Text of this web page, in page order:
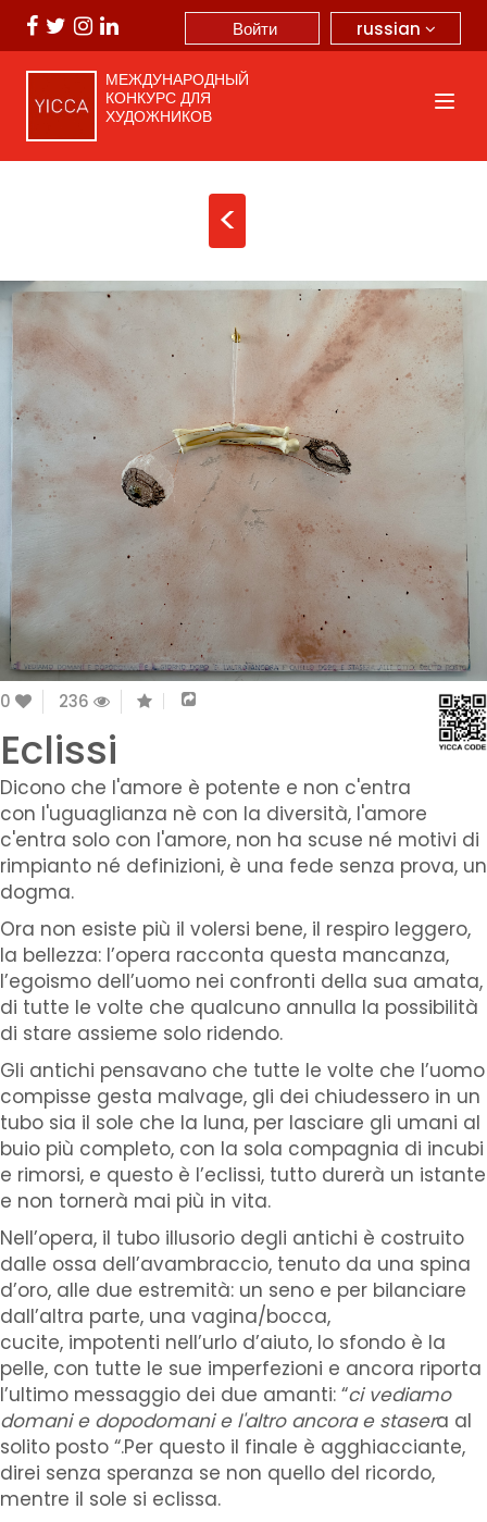
russian
Войти
МЕЖДУНАРОДНЫЙ
КОНКУРС ДЛЯ
ХУДОЖНИКОВ
<
0 236
Eclissi
Dicono che l'amore è potente e non c'entra
con l'uguaglianza nè con la diversità, l'amore
c'entra solo con l'amore, non ha scuse né motivi di
rimpianto né definizioni, è una fede senza prova, un
dogma.
Ora non esiste più il volersi bene, il respiro leggero,
la bellezza: l’opera racconta questa mancanza,
l’egoismo dell’uomo nei confronti della sua amata,
di tutte le volte che qualcuno annulla la possibilità
di stare assieme solo ridendo.
Gli antichi pensavano che tutte le volte che l’uomo
compisse gesta malvage, gli dei chiudessero in un
tubo sia il sole che la luna, per lasciare gli umani al
buio più completo, con la sola compagnia di incubi
e rimorsi, e questo è l’eclissi, tutto durerà un istante
e non tornerà mai più in vita.
Nell’opera, il tubo illusorio degli antichi è costruito
dalle ossa dell’avambraccio, tenuto da una spina
d’oro, alle due estremità: un seno e per bilanciare
dall’altra parte, una vagina/bocca,
cucite, impotenti nell’urlo d’aiuto, lo sfondo è la
pelle, con tutte le sue imperfezioni e ancora riporta
l’ultimo messaggio dei due amanti: “ci vediamo
domani e dopodomani e l'altro ancora e stasera al
solito posto “.Per questo il finale è agghiacciante,
direi senza speranza se non quello del ricordo,
mentre il sole si eclissa.